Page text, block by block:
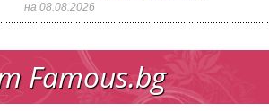
на 08.08.2026
Famous.bg